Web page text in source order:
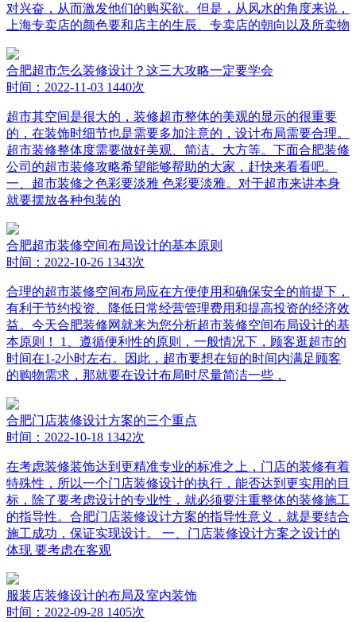
对兴奋，从而激发他们的购买欲。但是，从风水的角度来说，
上海专卖店的颜色要和店主的生辰、专卖店的朝向以及所卖物
合肥超市怎么装修设计？这三大攻略一定要学会
时间：2022-11-03 1440次
超市其空间是很大的，装修超市整体的美观的显示的很重要
的，在装饰时细节也是需要多加注意的，设计布局需要合理。
超市装修整体度需要做好美观、简洁、大方等。下面合肥装修
公司的超市装修攻略希望能够帮助的大家，赶快来看看吧。
一、超市装修之色彩要淡雅 色彩要淡雅。对于超市来讲本身
就要摆放各种包装的
合肥超市装修空间布局设计的基本原则
时间：2022-10-26 1343次
合理的超市装修空间布局应在方便使用和确保安全的前提下，
有利于节约投资、降低日常经营管理费用和提高投资的经济效
益。今天合肥装修网就来为您分析超市装修空间布局设计的基
本原则！ 1、遵循便利性的原则，一般情况下，顾客逛超市的
时间在1-2小时左右。因此，超市要想在短的时间内满足顾客
的购物需求，那就要在设计布局时尽量简洁一些，
合肥门店装修设计方案的三个重点
时间：2022-10-18 1342次
在考虑装修装饰达到更精准专业的标准之上，门店的装修有着
特殊性，所以一个门店装修设计的执行，能否达到更实用的目
标，除了要考虑设计的专业性，就必须要注重整体的装修施工
的指导性。合肥门店装修设计方案的指导性意义，就是要结合
施工成功，保证实现设计。 一、门店装修设计方案之设计的
体现 要考虑在客观
服装店装修设计的布局及室内装饰
时间：2022-09-28 1405次